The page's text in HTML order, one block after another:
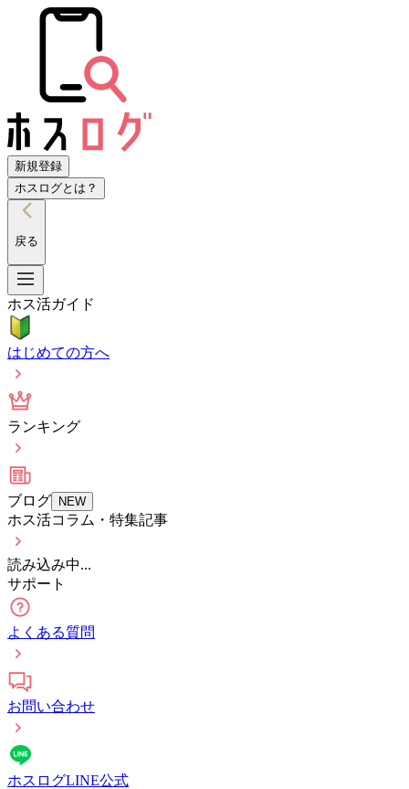
新規登録
ホスログとは？
戻る
ホス活ガイド
はじめての方へ
ランキング
ブログ NEW
ホス活コラム・特集記事
読み込み中...
サポート
よくある質問
お問い合わせ
ホスログLINE公式